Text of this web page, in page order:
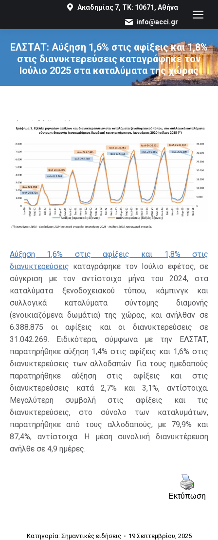
Ακαδημίας 7, ΤΚ: 10671, Αθήνα
info@acci.gr
ΕΛΣΤΑΤ: Αύξηση 1,6% στις αφίξεις και 1,8%
στις διανυκτερεύσεις καταγράφηκε τον
Ιούλιο 2025 στα καταλύματα της χώρας
You are here:
Αύξηση 1,6% στις αφίξεις και 1,8% στις
διανυκτερεύσεις καταγράφηκε τον Ιούλιο εφέτος, σε
σύγκριση με τον αντίστοιχο μήνα του 2024, στα
καταλύματα ξενοδοχειακού τύπου, κάμπινγκ και
συλλογικά καταλύματα σύντομης διαμονής
(ενοικιαζόμενα δωμάτια) της χώρας, και ανήλθαν σε
6.388.875 οι αφίξεις και οι διανυκτερεύσεις σε
31.042.269. Ειδικότερα, σύμφωνα με την ΕΛΣΤΑΤ,
παρατηρήθηκε αύξηση 1,4% στις αφίξεις και 1,6% στις
διανυκτερεύσεις των αλλοδαπών. Για τους ημεδαπούς
παρατηρήθηκε αύξηση στις αφίξεις και στις
διανυκτερεύσεις κατά 2,7% και 3,1%, αντίστοιχα.
Μεγαλύτερη συμβολή στις αφίξεις και τις
διανυκτερεύσεις, στο σύνολο των καταλυμάτων,
παρατηρήθηκε από τους αλλοδαπούς, με 79,9% και
87,4%, αντίστοιχα. Η μέση συνολική διανυκτέρευση
ανήλθε σε 4,9 ημέρες.
Εκτύπωση
Κατηγορία: Σημαντικές ειδήσεις
19 Σεπτεμβρίου, 2025